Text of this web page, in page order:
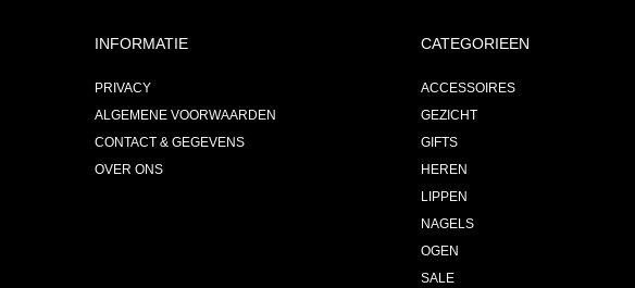
INFORMATIE
PRIVACY
ALGEMENE VOORWAARDEN
CONTACT & GEGEVENS
OVER ONS
CATEGORIEEN
ACCESSOIRES
GEZICHT
GIFTS
HEREN
LIPPEN
NAGELS
OGEN
SALE